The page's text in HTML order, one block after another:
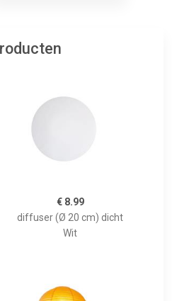
€ 8.99
diffuser (Ø 20 cm) dicht
Wit